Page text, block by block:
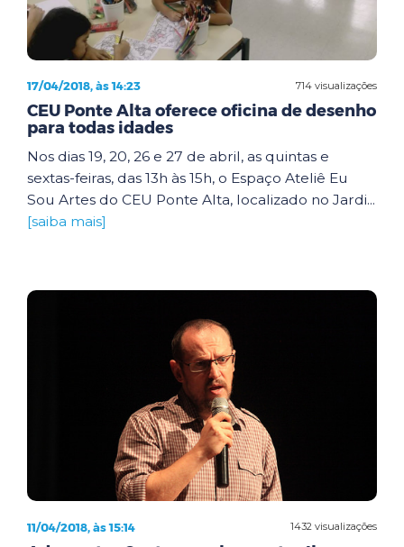
714 visualizações
17/04/2018, às 14:23
CEU Ponte Alta oferece oficina de desenho
para todas idades
Nos dias 19, 20, 26 e 27 de abril, as quintas e
sextas-feiras, das 13h às 15h, o Espaço Ateliê Eu
Sou Artes do CEU Ponte Alta, localizado no Jardi...
[saiba mais]
1432 visualizações
11/04/2018, às 15:14